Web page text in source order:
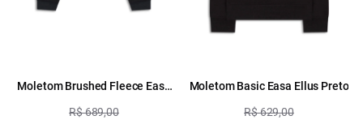
Moletom Brushed Fleece Easa
R$ 689,00
Moletom Basic Easa Ellus Preto
R$ 629,00